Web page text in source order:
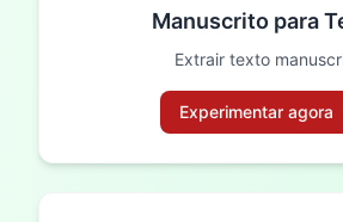
Manuscrito para
Extrair texto
Experimentar agora